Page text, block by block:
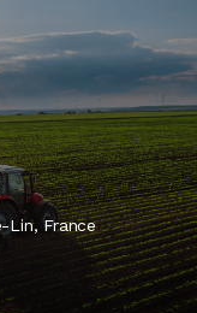
Lin, France